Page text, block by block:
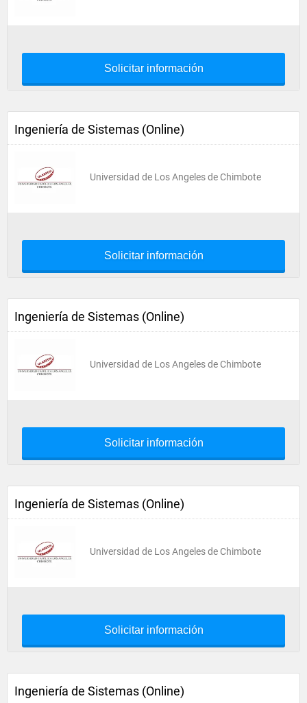
Solicitar información
Ingeniería de Sistemas (Online)
Universidad de Los Angeles de Chimbote
Solicitar información
Ingeniería de Sistemas (Online)
Universidad de Los Angeles de Chimbote
Solicitar información
Ingeniería de Sistemas (Online)
Universidad de Los Angeles de Chimbote
Solicitar información
Ingeniería de Sistemas (Online)